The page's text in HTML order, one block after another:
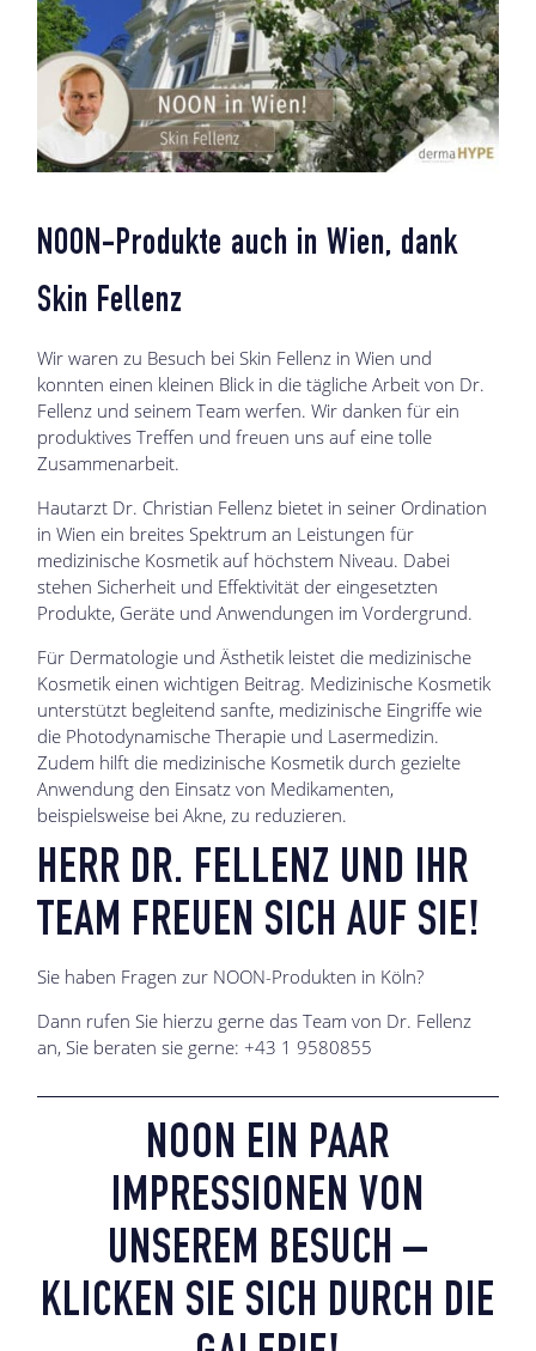
NOON-Produkte auch in Wien, dank
Skin Fellenz
Wir waren zu Besuch bei Skin Fellenz in Wien und
konnten einen kleinen Blick in die tägliche Arbeit von Dr.
Fellenz und seinem Team werfen. Wir danken für ein
produktives Treffen und freuen uns auf eine tolle
Zusammenarbeit.
Hautarzt Dr. Christian Fellenz bietet in seiner Ordination
in Wien ein breites Spektrum an Leistungen für
medizinische Kosmetik auf höchstem Niveau. Dabei
stehen Sicherheit und Effektivität der eingesetzten
Produkte, Geräte und Anwendungen im Vordergrund.
Für Dermatologie und Ästhetik leistet die medizinische
Kosmetik einen wichtigen Beitrag. Medizinische Kosmetik
unterstützt begleitend sanfte, medizinische Eingriffe wie
die Photodynamische Therapie und Lasermedizin.
Zudem hilft die medizinische Kosmetik durch gezielte
Anwendung den Einsatz von Medikamenten,
beispielsweise bei Akne, zu reduzieren.
HERR DR. FELLENZ UND IHR
TEAM FREUEN SICH AUF SIE!
Sie haben Fragen zur NOON-Produkten in Köln?
Dann rufen Sie hierzu gerne das Team von Dr. Fellenz
an, Sie beraten sie gerne: +43 1 9580855
NOON EIN PAAR
IMPRESSIONEN VON
UNSEREM BESUCH –
KLICKEN SIE SICH DURCH DIE